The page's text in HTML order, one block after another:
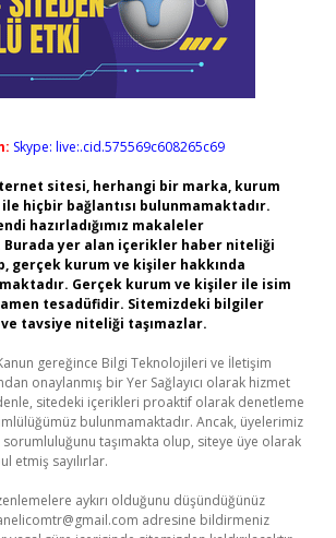
Skype: live:.cid.575569c608265c69
sitesi, herhangi bir marka, kurum
hiçbir bağlantısı bulunmamaktadır.
hazırladığımız makaleler
Burada yer alan içerikler haber niteliği
gerçek kurum ve kişiler hakkında
Gerçek kurum ve kişiler ile isim
tesadüfidir. Sitemizdeki bilgiler
tavsiye niteliği taşımazlar.
Kanun gereğince Bilgi Teknolojileri ve İletişim
onaylanmış bir Yer Sağlayıcı olarak hizmet
sitedeki içerikleri proaktif olarak denetleme
bulunmamaktadır. Ancak, üyelerimiz
sorumluluğunu taşımakta olup, siteye üye olarak
etmiş sayılırlar.
aykırı olduğunu düşündüğünüz
adresine bildirmeniz